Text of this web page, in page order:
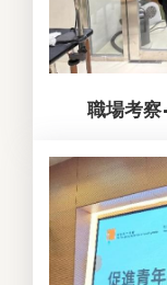
職場考